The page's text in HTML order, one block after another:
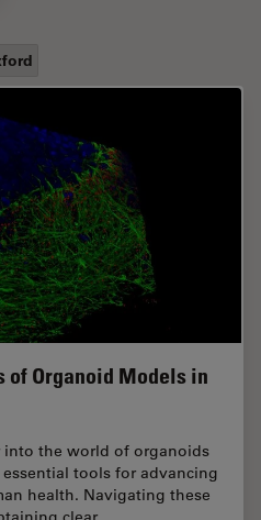
of Organoid Models in
into the world of organoids
tools for advancing
health. Navigating these